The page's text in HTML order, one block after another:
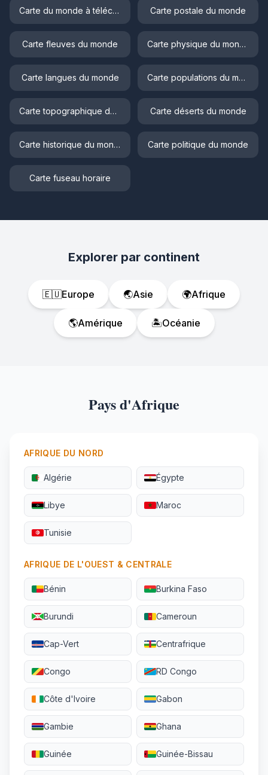
Carte du monde à télécharger Carte postale du monde
Carte fleuves du monde Carte physique du monde
Carte langues du monde Carte populations du monde
Carte topographique du monde Carte déserts du monde
Carte historique du monde Carte politique du monde
Carte fuseau horaire
Explorer par continent
🇪🇺Europe 🌏Asie 🌍Afrique
🌎Amérique 🏝️Océanie
Pays d'Afrique
AFRIQUE DU NORD
Algérie Égypte
Libye Maroc
Tunisie
AFRIQUE DE L'OUEST & CENTRALE
Bénin Burkina Faso
Burundi Cameroun
Cap-Vert Centrafrique
Congo RD Congo
Côte d'Ivoire Gabon
Gambie Ghana
Guinée Guinée-Bissau